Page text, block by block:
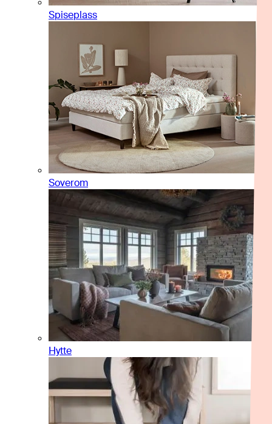
Spiseplass
Soverom
Hytte